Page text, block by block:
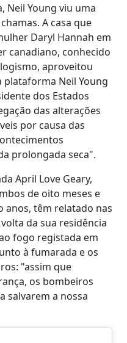
Neil Young viu uma
A casa que
Daryl Hannah em
canadiano, conhecido
aproveitou
Neil Young
dos Estados
das alterações
por causa das
prolongada seca".
April Love Geary,
de oito meses e
têm relatado nas
da sua residência
fogo registada em
à fumarada e os
"assim que
os bombeiros
salvarem a nossa